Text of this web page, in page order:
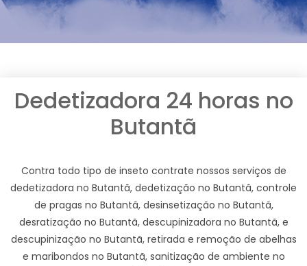
Dedetizadora 24 horas no
Butantã
Contra todo tipo de inseto contrate nossos serviços de
dedetizadora no Butantã, dedetização no Butantã, controle
de pragas no Butantã, desinsetização no Butantã,
desratização no Butantã, descupinizadora no Butantã, e
descupinização no Butantã, retirada e remoção de abelhas
e maribondos no Butantã, sanitização de ambiente no